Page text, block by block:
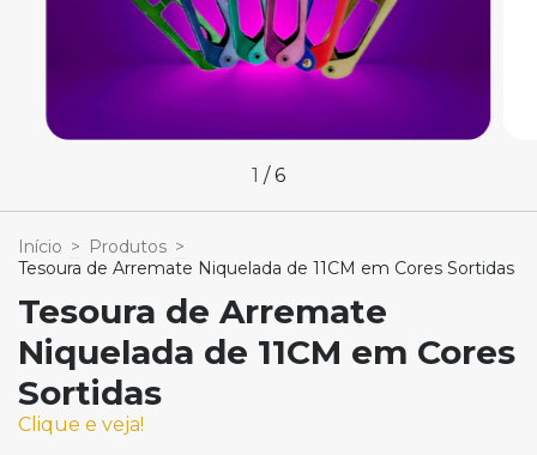
1 /6
Início > Produtos >
Tesoura de Arremate Niquelada de 11CM em Cores Sortidas
Tesoura de Arremate
Niquelada de 11CM em Cores
Sortidas
Clique e veja!